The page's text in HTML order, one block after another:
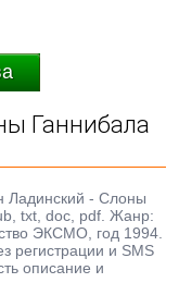
Ганнибала
Ладинский - Слоны
txt, doc, pdf. Жанр:
ЭКСМО, год 1994.
регистрации и SMS
описание и